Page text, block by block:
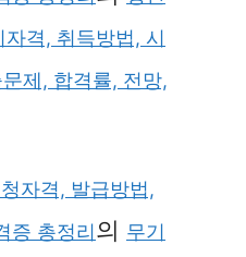
격, 취득방법, 시
제, 합격률, 전망,
자격, 발급방법,
증 총정리의 무기